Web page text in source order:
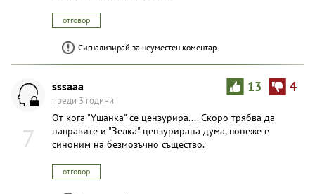
отговор
Сигнализирай за неуместен коментар
7
13 4
sssaaa
преди 3 години
От кога "Yшанка" се цензурира.... Скоро трябва да
направите и "Зелка" цензурирана дума, понеже е
синоним на безмoзъчнo същество.
отговор